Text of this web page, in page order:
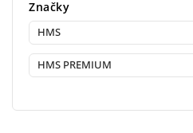
Značky
HMS
HMS PREMIUM